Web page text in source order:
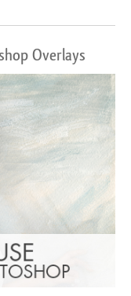
Overlays